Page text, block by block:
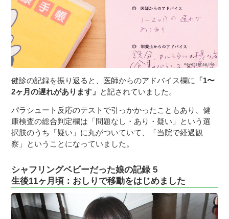
健診の記録を振り返ると、医師からのアドバイス欄に
「1〜
2ヶ月の遅れがあります」 と記されていました。
パラシュート反応のテストで引っかかったこともあり、健
康検査の総合判定欄は「問題なし・あり・疑い」という選
択肢のうち「疑い」に丸がついていて、「当院で経過観
察」ということになっていました。
シャフリングベビーだった娘の記録 5
生後11ヶ月頃：おしりで移動をはじめました